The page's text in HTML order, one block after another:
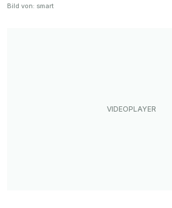
Bild von: smart